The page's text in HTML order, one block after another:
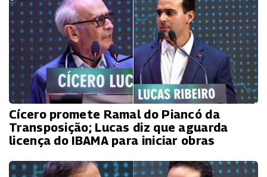
Cícero promete Ramal do Piancó da
Transposição; Lucas diz que aguarda
licença do IBAMA para iniciar obras